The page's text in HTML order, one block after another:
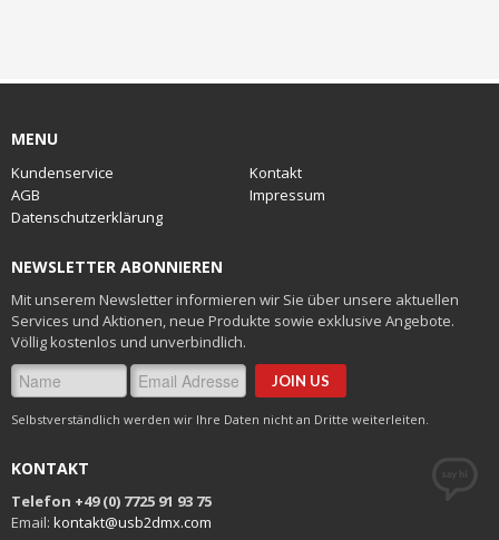
MENU
Kundenservice
Kontakt
AGB
Impressum
Datenschutzerklärung
NEWSLETTER ABONNIEREN
Mit unserem Newsletter informieren wir Sie über unsere aktuellen
Services und Aktionen, neue Produkte sowie exklusive Angebote.
Völlig kostenlos und unverbindlich.
Selbstverständlich werden wir Ihre Daten nicht an Dritte weiterleiten.
KONTAKT
Telefon +49 (0) 7725 91 93 75
Email: kontakt@usb2dmx.com